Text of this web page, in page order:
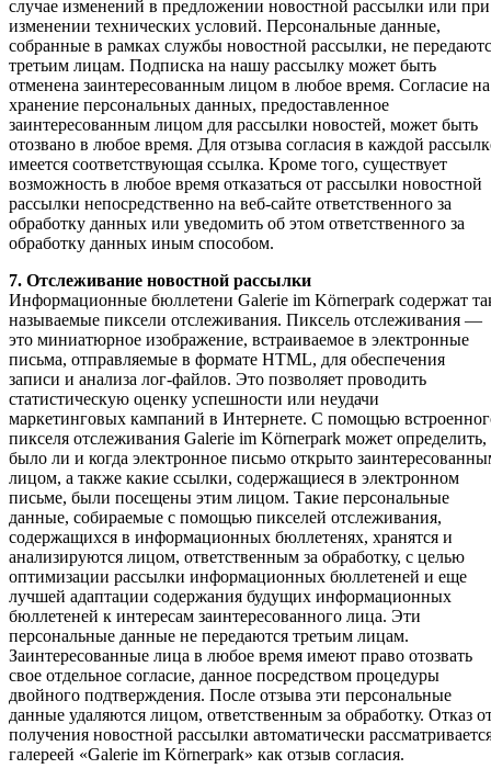
случае изменений в предложении новостной рассылки или при
изменении технических условий. Персональные данные,
собранные в рамках службы новостной рассылки, не
третьим лицам. Подписка на нашу рассылку может быть
отменена заинтересованным лицом в любое время. Согласие на
хранение персональных данных, предоставленное
заинтересованным лицом для рассылки новостей, может быть
отозвано в любое время. Для отзыва согласия в каждой
имеется соответствующая ссылка. Кроме того, существует
возможность в любое время отказаться от рассылки новостной
рассылки непосредственно на веб-сайте ответственного за
обработку данных или уведомить об этом ответственного за
обработку данных иным способом.
7. Отслеживание новостной рассылки
Информационные бюллетени Galerie im Körnerpark содержат
называемые пиксели отслеживания. Пиксель отслеживания —
это миниатюрное изображение, встраиваемое в электронные
письма, отправляемые в формате HTML, для обеспечения
записи и анализа лог-файлов. Это позволяет проводить
статистическую оценку успешности или неудачи
маркетинговых кампаний в Интернете. С помощью
пикселя отслеживания Galerie im Körnerpark может определить,
было ли и когда электронное письмо открыто
лицом, а также какие ссылки, содержащиеся в электронном
письме, были посещены этим лицом. Такие персональные
данные, собираемые с помощью пикселей отслеживания,
содержащихся в информационных бюллетенях, хранятся и
анализируются лицом, ответственным за обработку, с целью
оптимизации рассылки информационных бюллетеней и еще
лучшей адаптации содержания будущих информационных
бюллетеней к интересам заинтересованного лица. Эти
персональные данные не передаются третьим лицам.
Заинтересованные лица в любое время имеют право отозвать
свое отдельное согласие, данное посредством процедуры
двойного подтверждения. После отзыва эти персональные
данные удаляются лицом, ответственным за обработку. Отказ
получения новостной рассылки автоматически
галереей «Galerie im Körnerpark» как отзыв согласия.